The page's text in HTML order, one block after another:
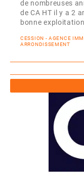
de nombreuses
de CA HT il y a 2
bonne
CESSION - AGENCE
ARRONDISSEMENT